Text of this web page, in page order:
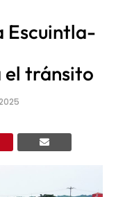
Escuintla-
el tránsito